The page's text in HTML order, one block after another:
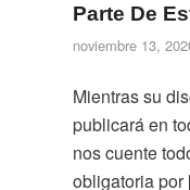
Parte De
noviembre 13,
Mientras su
publicará en
nos cuente
obligatoria